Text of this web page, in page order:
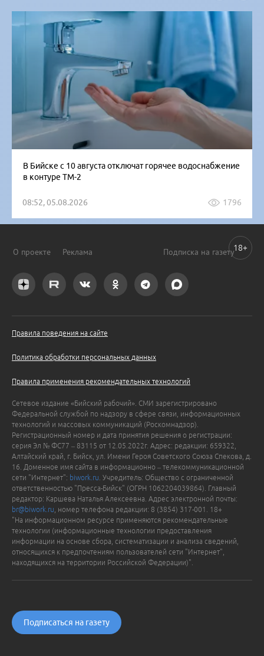
В Бийске с 10 августа отключат горячее водоснабжение
в контуре ТМ-2
08:52, 05.08.2026 1796
О проекте Реклама Подписка на газету
Правила поведения на сайте
Политика обработки персональных данных
Правила применения рекомендательных технологий
Сетевое издание «Бийский рабочий». СМИ зарегистрировано
Федеральной службой по надзору в сфере связи, информационных
технологий и массовых коммуникаций (Роскомнадзор).
Регистрационный номер и дата принятия решения о регистрации:
серия Эл № ФС77 – 83115 от 12.05.2022г. Адрес: редакции: 659322,
Алтайский край, г. Бийск, ул. Имени Героя Советского Союза Спекова, д.
16. Доменное имя сайта в информационно – телекоммуникационной
сети "Интернет": biwork.ru . Учредитель: Общество с ограниченной
ответственностью "Пресса-Бийск" (ОГРН 1062204039864). Главный
редактор: Каршева Наталья Алексеевна. Адрес электронной почты:
br@biwork.ru , номер телефона редакции: 8 (3854) 317-001. 18+
"На информационном ресурсе применяются рекомендательные
технологии (информационные технологии предоставления
информации на основе сбора, систематизации и анализа сведений,
относящихся к предпочтениям пользователей сети "Интернет",
находящихся на территории Российской Федерации)".
Подписаться на газету
18+